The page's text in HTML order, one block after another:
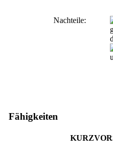
Nachteile:
Fähigkeiten